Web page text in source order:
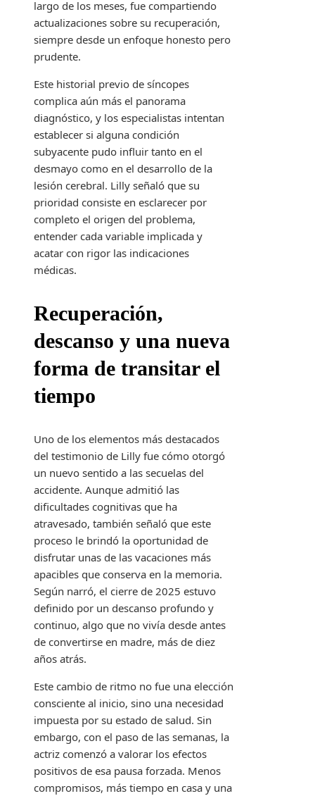
largo de los meses, fue compartiendo
actualizaciones sobre su recuperación,
siempre desde un enfoque honesto pero
prudente.
Este historial previo de síncopes
complica aún más el panorama
diagnóstico, y los especialistas intentan
establecer si alguna condición
subyacente pudo influir tanto en el
desmayo como en el desarrollo de la
lesión cerebral. Lilly señaló que su
prioridad consiste en esclarecer por
completo el origen del problema,
entender cada variable implicada y
acatar con rigor las indicaciones
médicas.
Recuperación,
descanso y una nueva
forma de transitar el
tiempo
Uno de los elementos más destacados
del testimonio de Lilly fue cómo otorgó
un nuevo sentido a las secuelas del
accidente. Aunque admitió las
dificultades cognitivas que ha
atravesado, también señaló que este
proceso le brindó la oportunidad de
disfrutar unas de las vacaciones más
apacibles que conserva en la memoria.
Según narró, el cierre de 2025 estuvo
definido por un descanso profundo y
continuo, algo que no vivía desde antes
de convertirse en madre, más de diez
años atrás.
Este cambio de ritmo no fue una elección
consciente al inicio, sino una necesidad
impuesta por su estado de salud. Sin
embargo, con el paso de las semanas, la
actriz comenzó a valorar los efectos
positivos de esa pausa forzada. Menos
compromisos, más tiempo en casa y una